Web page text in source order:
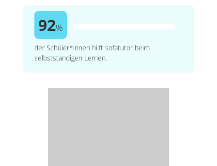
92%
der Schüler*innen hilft sofatutor beim
selbstständigen Lernen.